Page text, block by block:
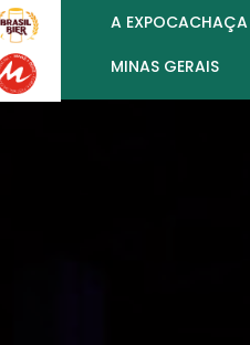
A EXPOCACHAÇA
MINAS GERAIS